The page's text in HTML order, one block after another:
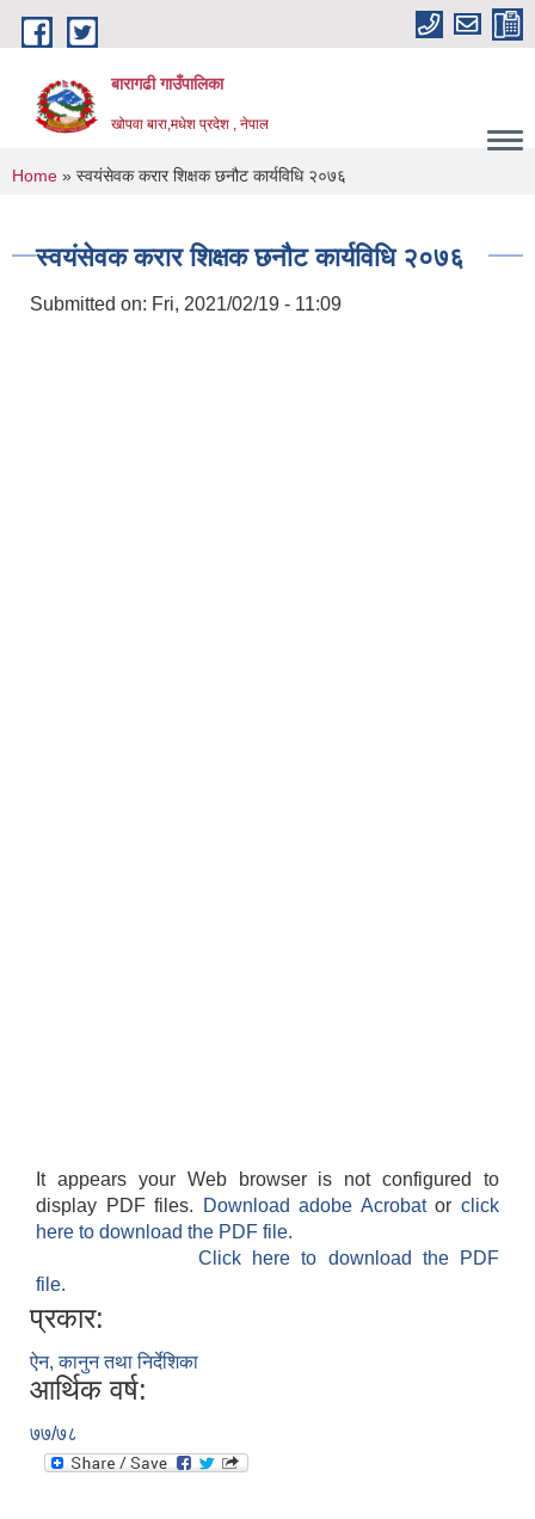
Skip to main content
बारागढी गाउँपालिका
खोपवा बारा,मधेश प्रदेश , नेपाल
You are here
Home » स्वयंसेवक करार शिक्षक छनौट कार्यविधि २०७६
स्वयंसेवक करार शिक्षक छनौट कार्यविधि २०७६
Submitted on: Fri, 2021/02/19 - 11:09
It appears your Web browser is not configured to
display PDF files.
Download adobe Acrobatorclick
here to download the PDF file.
Click here to download the PDF
file.
प्रकार:
ऐन, कानुन तथा निर्देशिका
आर्थिक वर्ष:
७७/७८